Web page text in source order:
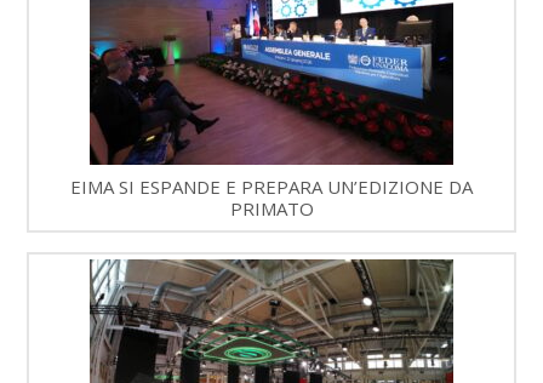
EIMA SI ESPANDE E PREPARA UN’EDIZIONE DA
PRIMATO